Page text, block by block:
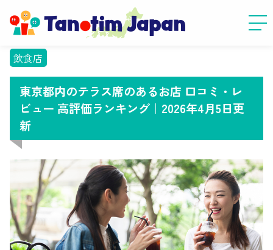
飲食店
東京都内のテラス席のあるお店 口コミ・レ
ビュー 高評価ランキング｜2026年4月5日更
新